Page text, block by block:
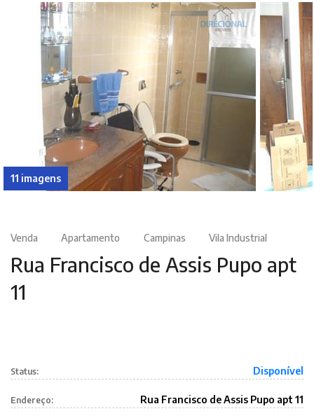
11 imagens
Venda Apartamento Campinas Vila Industrial
Rua Francisco de Assis Pupo apt
11
Status: Disponível
Endereço: Rua Francisco de Assis Pupo apt 11